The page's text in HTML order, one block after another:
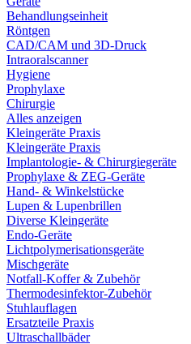
Behandlungseinheit
Röntgen
CAD/CAM und 3D-Druck
Intraoralscanner
Hygiene
Prophylaxe
Chirurgie
Alles anzeigen
Kleingeräte Praxis
Kleingeräte Praxis
Implantologie- & Chirurgiegeräte
Prophylaxe & ZEG-Geräte
Hand- & Winkelstücke
Lupen & Lupenbrillen
Diverse Kleingeräte
Endo-Geräte
Lichtpolymerisationsgeräte
Mischgeräte
Notfall-Koffer & Zubehör
Thermodesinfektor-Zubehör
Stuhlauflagen
Ersatzteile Praxis
Ultraschallbäder